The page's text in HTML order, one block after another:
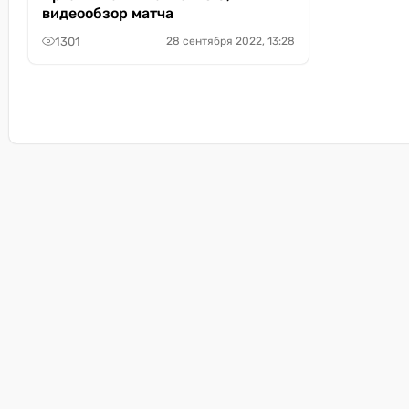
видеообзор матча
1301 28 сентября 2022, 13:28